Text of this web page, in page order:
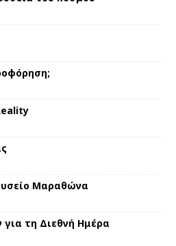
Μαραθώνα
τη Διεθνή Ημέρα